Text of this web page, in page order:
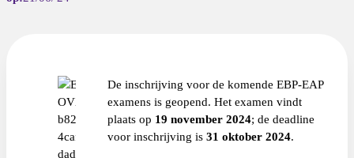
De inschrijving voor de komende EBP-EAP
examens is geopend. Het examen vindt
plaats op 19 november 2024; de deadline
voor inschrijving is31 oktober 2024.